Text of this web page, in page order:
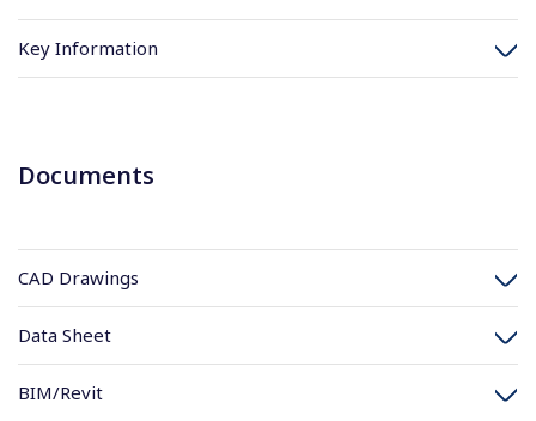
Key Information
Documents
CAD Drawings
Data Sheet
BIM/Revit